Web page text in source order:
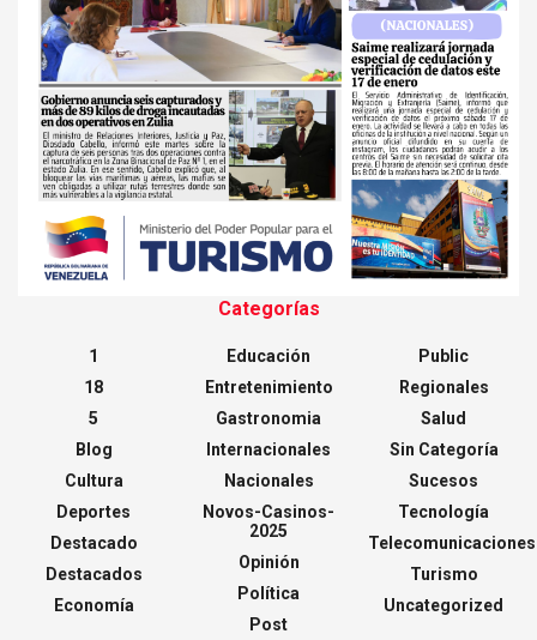
Categorías
1
18
5
Blog
Cultura
Deportes
Destacado
Destacados
Economía
Educación
Entretenimiento
Gastronomia
Internacionales
Nacionales
Novos-Casinos-
2025
Opinión
Política
Post
Public
Regionales
Salud
Sin Categoría
Sucesos
Tecnología
Telecomunicaciones
Turismo
Uncategorized